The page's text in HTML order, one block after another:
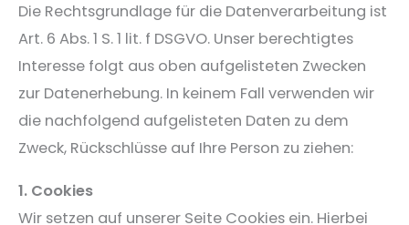
Die Rechtsgrundlage für die Datenverarbeitung ist
Art. 6 Abs. 1 S. 1 lit. f DSGVO. Unser berechtigtes
Interesse folgt aus oben aufgelisteten Zwecken
zur Datenerhebung. In keinem Fall verwenden wir
die nachfolgend aufgelisteten Daten zu dem
Zweck, Rückschlüsse auf Ihre Person zu ziehen:
1. Cookies
Wir setzen auf unserer Seite Cookies ein. Hierbei